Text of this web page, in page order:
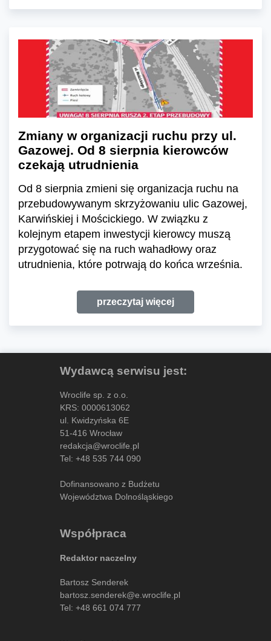
Zmiany w organizacji ruchu przy ul.
Gazowej. Od 8 sierpnia kierowców
czekają utrudnienia
Od 8 sierpnia zmieni się organizacja ruchu na
przebudowywanym skrzyżowaniu ulic Gazowej,
Karwińskiej i Mościckiego. W związku z
kolejnym etapem inwestycji kierowcy muszą
przygotować się na ruch wahadłowy oraz
utrudnienia, które potrwają do końca września.
przeczytaj więcej
Wydawcą serwisu jest:
Wroclife sp. z o.o.
KRS: 0000613062
ul. Kwidzyńska 6E
51-416 Wrocław
redakcja@wroclife.pl
Tel: +48 535 744 090
Dofinansowano z Budżetu
Województwa Dolnośląskiego
Współpraca
Redaktor naczelny
Bartosz Senderek
bartosz.senderek@e.wroclife.pl
Tel: +48 661 074 777